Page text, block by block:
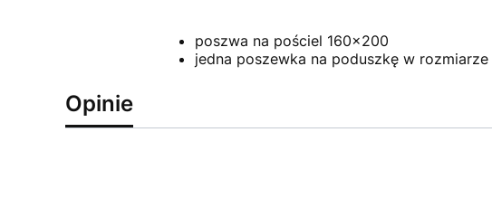
poszwa na pościel 160x200
jedna poszewka na poduszkę w
Opinie